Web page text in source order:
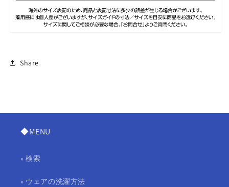
Share
◆MENU
» 検索
» ウェアの洗濯方法